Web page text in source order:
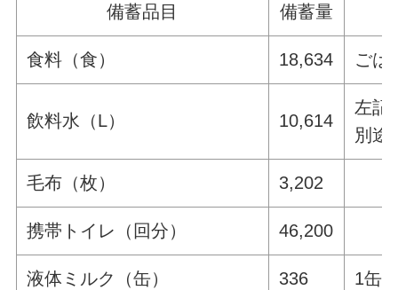
備蓄品目
備蓄量
食料（食） 18,634 ごは
飲料水（L） 10,614
左記
別途
毛布（枚） 3,202
携帯トイレ（回分） 46,200
液体ミルク（缶） 336 1缶